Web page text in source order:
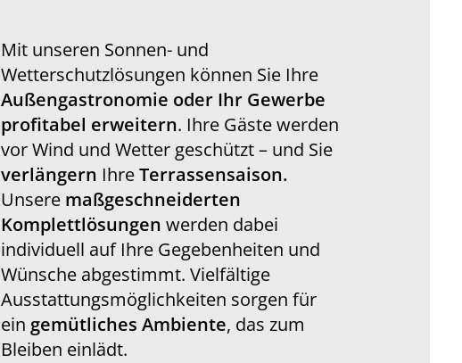
Mit unseren Sonnen- und
Wetterschutzlösungen können Sie Ihre
Außengastronomie oder Ihr Gewerbe
profitabel erweitern. Ihre Gäste werden
vor Wind und Wetter geschützt – und Sie
verlängern IhreTerrassensaison.
Unsere maßgeschneiderten
Komplettlösungen werden dabei
individuell auf Ihre Gegebenheiten und
Wünsche abgestimmt. Vielfältige
Ausstattungsmöglichkeiten sorgen für
eingemütliches Ambiente, das zum
Bleiben einlädt.